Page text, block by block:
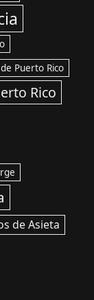
Puerto Rico
Rico
de Asieta